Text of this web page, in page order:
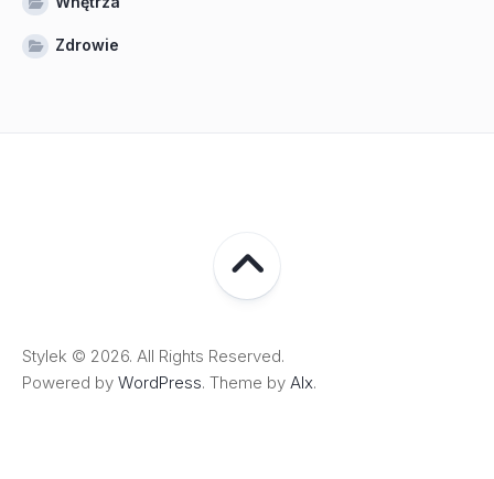
Zdrowie
Stylek © 2026. All Rights Reserved.
Powered by WordPress. Theme by Alx.